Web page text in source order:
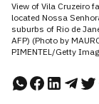
View of Vila Cruzeiro
located Nossa
suburbs of Rio de
AFP) (Photo by
PIMENTEL/Getty